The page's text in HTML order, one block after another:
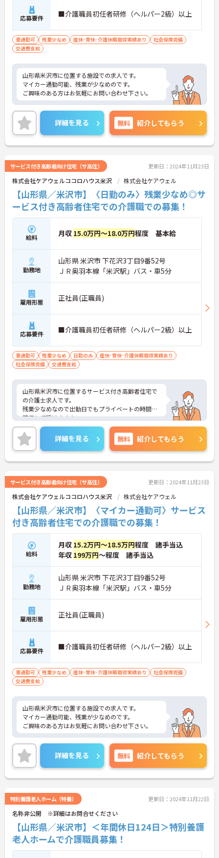
応募要件 ■介護職員初任者研修（ヘルパー2級）以上
車通勤可 残業少なめ 産休･育休･介護休暇取得実績あり
社会保険完備
交通費支給
山形県米沢市に位置する施設での求人です。
マイカー通勤可能、残業が少なめのです。
ご興味のある方はお気軽にお問い合わせ下さい。
詳細を見る 無料 紹介してもらう
サービス付き高齢者向け住宅（サ高住） 更新日：2024年11月23日
株式会社ケアウェルココロハウス米沢 株式会社ケアウェル
【山形県／米沢市】〈日勤のみ〉残業少なめ◎サ
ービス付き高齢者住宅での介護職での募集！
給料 月収 15.0万円～18.0万円程度 基本給
勤務地
山形県 米沢市 下花沢3丁目9番52号
ＪＲ奥羽本線「米沢駅」バス・車5分
雇用形態 正社員(正職員)
応募要件 ■介護職員初任者研修（ヘルパー2級）以上
車通勤可 残業少なめ 日勤のみ
産休･育休･介護休暇取得実績あり
社会保険完備
交通費支給
山形県米沢市に位置するサービス付き高齢者住宅で
の介護士求人です。
残業少なめなので出勤日でもプライベートの時間を
確保して頂けます★
またマイカー通勤OK 無料駐車場完備なので、通勤
のストレスが少ないのも嬉しいポイントです◎
ご興味ある方には、面接対策ポイントなど、さらに
詳細をお話しいたしますのでお気軽にご相談くださ
い。
詳細を見る 無料 紹介してもらう
サービス付き高齢者向け住宅（サ高住） 更新日：2024年11月23日
株式会社ケアウェルココロハウス米沢 株式会社ケアウェル
【山形県／米沢市】〈マイカー通勤可〉サービス
付き高齢者住宅での介護職での募集！
給料
月収 15.2万円～18.5万円程度 諸手当込
年収 199万円～程度 諸手当込
勤務地
山形県 米沢市 下花沢3丁目9番52号
ＪＲ奥羽本線「米沢駅」バス・車5分
雇用形態 正社員(正職員)
応募要件 ■介護職員初任者研修（ヘルパー2級）以上
車通勤可 残業少なめ 産休･育休･介護休暇取得実績あり
社会保険完備
交通費支給
山形県米沢市に位置する施設での求人です。
マイカー通勤可能、残業が少なめのです。
ご興味のある方はお気軽にお問い合わせ下さい。
詳細を見る 無料 紹介してもらう
特別養護老人ホーム（特養） 更新日：2024年11月22日
名称非公開 ※詳細はお問合せください
【山形県／米沢市】＜年間休日124日＞特別養護
老人ホームで介護職員募集！